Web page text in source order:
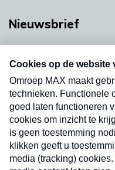
Nieuwsbrief
nieuwsbrief. Elke
uw mailbox.